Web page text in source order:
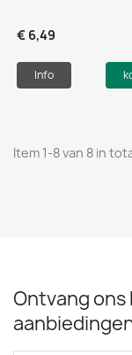
€ 6,49
Info
Item 1-8 van 8 in
Ontvang